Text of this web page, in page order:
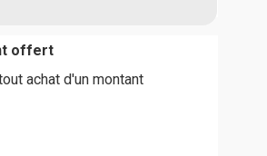
offert
achat d'un montant